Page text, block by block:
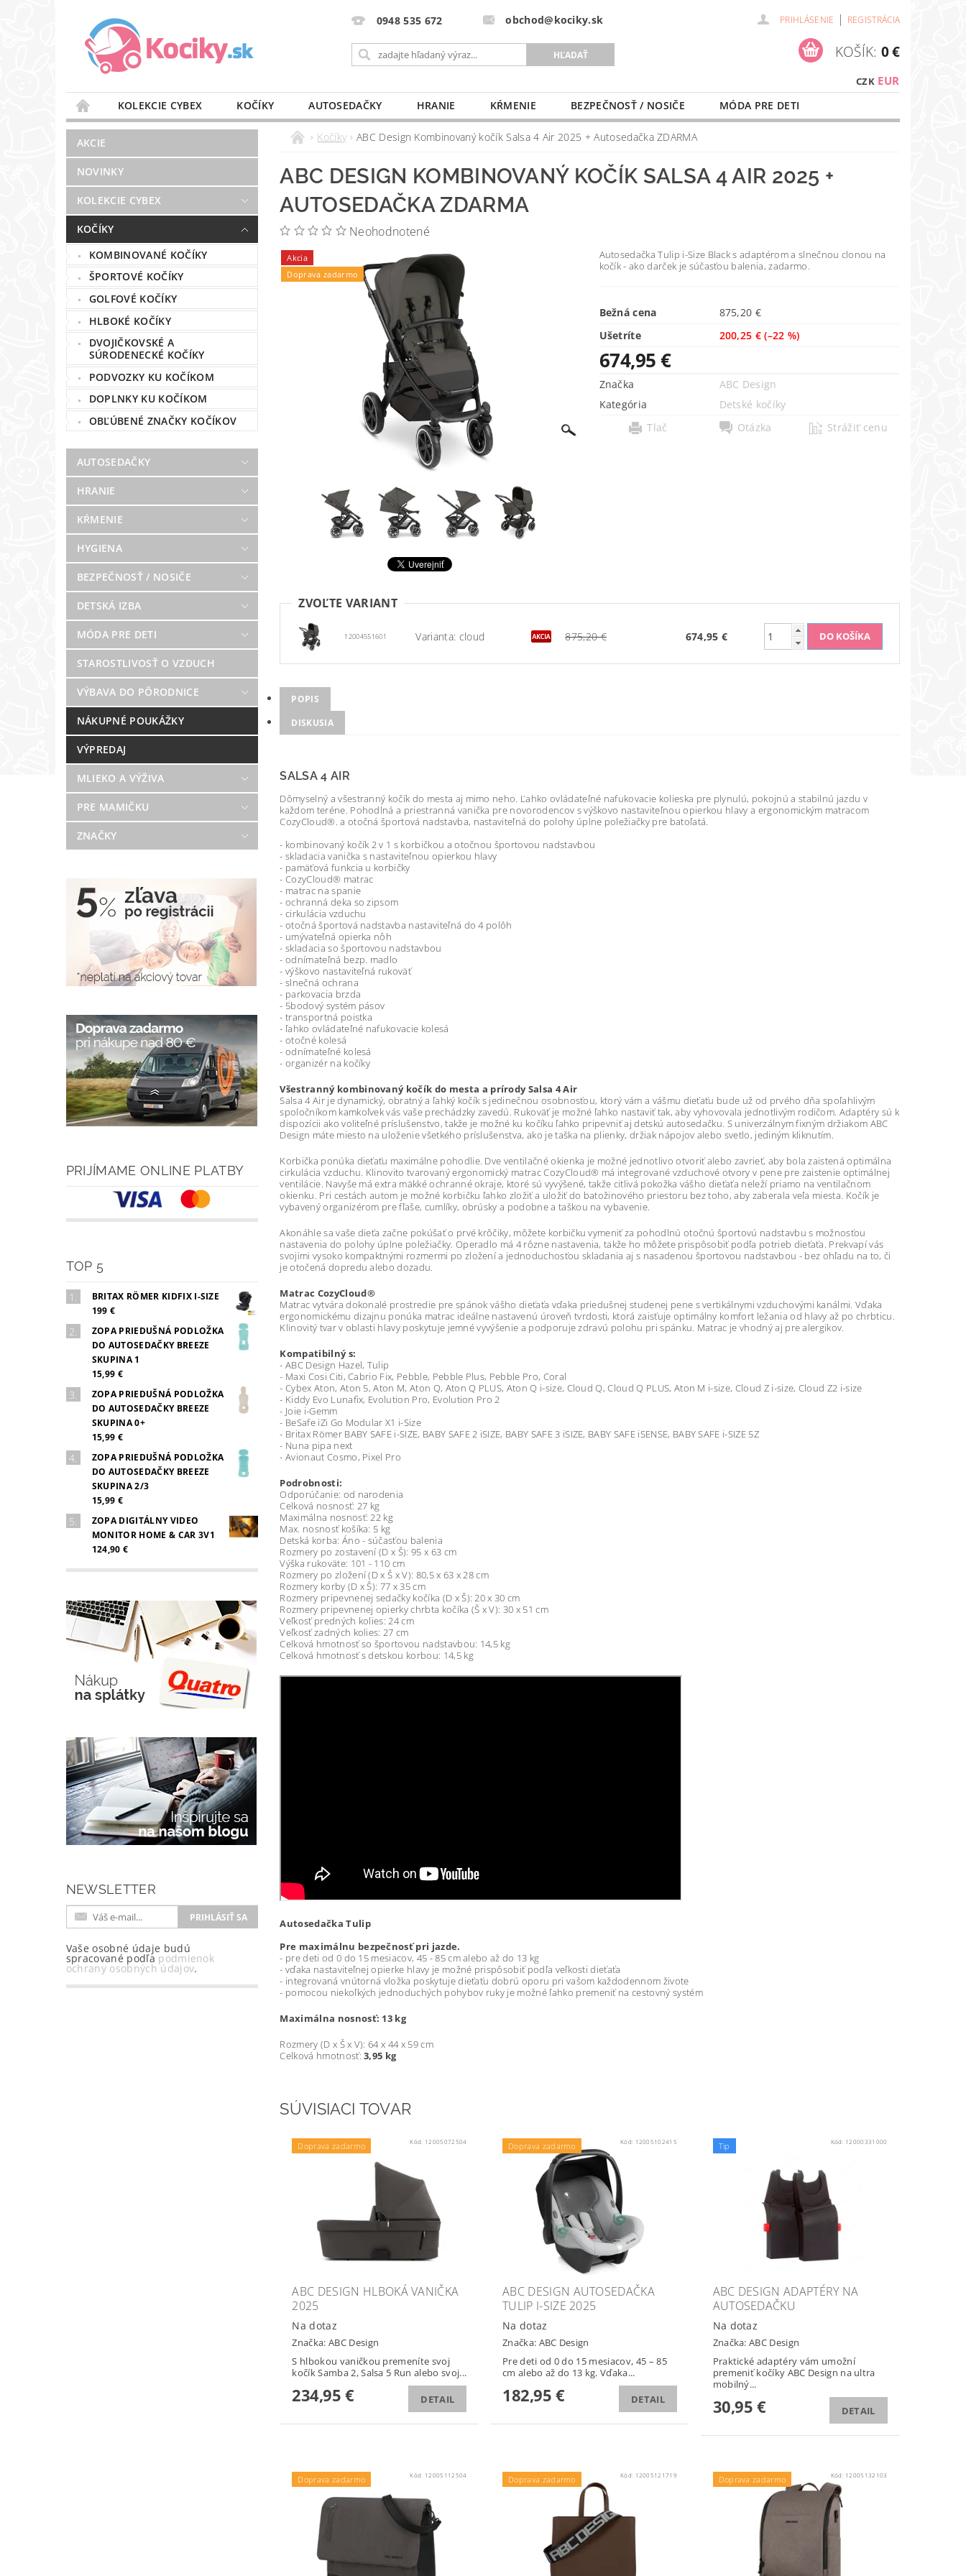
0948 535 672 obchod@kociky.sk PRIHLÁSENIE | REGISTRÁCIA
CZK EUR
KOŠÍK: 0 €
KOLEKCIE CYBEX KOČÍKY AUTOSEDAČKY HRANIE KŔMENIE BEZPEČNOSŤ / NOSIČE
MÓDA PRE DETI
STAROSTLIVOSŤ O VZDUCH
VÝBAVA DO PÔRODNICE MLIEKO A VÝŽIVA PRE MAMIČKU NAŠE SLUŽBY
BLOG
PREDAJŇA KONTAKT
AKCIE
NOVINKY
KOLEKCIE CYBEX
KOČÍKY
KOMBINOVANÉ KOČÍKY
ŠPORTOVÉ KOČÍKY
GOLFOVÉ KOČÍKY
HLBOKÉ KOČÍKY
DVOJIČKOVSKÉ A
SÚRODENECKÉ KOČÍKY
PODVOZKY KU KOČÍKOM
DOPLNKY KU KOČÍKOM
OBĽÚBENÉ ZNAČKY KOČÍKOV
AUTOSEDAČKY
HRANIE
KŔMENIE
HYGIENA
BEZPEČNOSŤ / NOSIČE
DETSKÁ IZBA
MÓDA PRE DETI
STAROSTLIVOSŤ O VZDUCH
VÝBAVA DO PÔRODNICE
NÁKUPNÉ POUKÁŽKY
VÝPREDAJ
MLIEKO A VÝŽIVA
PRE MAMIČKU
ZNAČKY
PRIJÍMAME ONLINE PLATBY
TOP 5
BRITAX RÖMER KIDFIX I-SIZE
199 €
ZOPA PRIEDUŠNÁ PODLOŽKA
DO AUTOSEDAČKY BREEZE
SKUPINA 1
15,99 €
ZOPA PRIEDUŠNÁ PODLOŽKA
DO AUTOSEDAČKY BREEZE
SKUPINA 0+
15,99 €
ZOPA PRIEDUŠNÁ PODLOŽKA
DO AUTOSEDAČKY BREEZE
SKUPINA 2/3
15,99 €
ZOPA DIGITÁLNY VIDEO
MONITOR HOME & CAR 3V1
124,90 €
NEWSLETTER
Vaše osobné údaje budú
spracované podľa podmienok
ochrany osobných údajov.
Kočíky ABC Design Kombinovaný kočík Salsa 4 Air 2025 + Autosedačka ZDARMA
ABC DESIGN KOMBINOVANÝ KOČÍK SALSA 4 AIR 2025 +
AUTOSEDAČKA ZDARMA
Neohodnotené
Akcia
Doprava zadarmo
Autosedačka Tulip i-Size Black s adaptérom a slnečnou clonou na
kočík - ako darček je súčasťou balenia, zadarmo.
Bežná cena
875,20 €
Ušetríte
200,25 €(–22 %)
674,95 €
Značka
ABC Design
Kategória
Detské kočíky
Tlač
Otázka Strážiť cenu
ZVOĽTE VARIANT
12004551601 Varianta: cloud 875,20 € 674,95 €
POPIS
DISKUSIA
SALSA 4 AIR
Dômyselný a všestranný kočík do mesta aj mimo neho. Ľahko ovládateľné nafukovacie kolieska pre plynulú, pokojnú a stabilnú jazdu v
každom teréne. Pohodlná a priestranná vanička pre novorodencov s výškovo nastaviteľnou opierkou hlavy a ergonomickým matracom
CozyCloud®. a otočná športová nadstavba, nastaviteľná do polohy úplne poležiačky pre batoľatá.
- kombinovaný kočík 2 v 1 s korbičkou a otočnou športovou nadstavbou
- skladacia vanička s nastaviteľnou opierkou hlavy
- pamäťová funkcia u korbičky
- CozyCloud® matrac
- matrac na spanie
- ochranná deka so zipsom
- cirkulácia vzduchu
- otočná športová nadstavba nastaviteľná do 4 polôh
- umývateľná opierka nôh
- skladacia so športovou nadstavbou
- odnímateľná bezp. madlo
- výškovo nastaviteľná rukoväť
- slnečná ochrana
- parkovacia brzda
- 5bodový systém pásov
- transportná poistka
- ľahko ovládateľné nafukovacie kolesá
- otočné kolesá
- odnímateľné kolesá
- organizér na kočíky
Všestranný kombinovaný kočík do mesta a prírody Salsa 4 Air
Salsa 4 Air je dynamický, obratný a ľahký kočík s jedinečnou osobnosťou, ktorý vám a vášmu dieťaťu bude už od prvého dňa spoľahlivým
spoločníkom kamkoľvek vás vaše prechádzky zavedú. Rukoväť je možné ľahko nastaviť tak, aby vyhovovala jednotlivým rodičom. Adaptéry sú k
dispozícii ako voliteľné príslušenstvo, takže je možné ku kočíku ľahko pripevniť aj detskú autosedačku. S univerzálnym fixným držiakom ABC
Design máte miesto na uloženie všetkého príslušenstva, ako je taška na plienky, držiak nápojov alebo svetlo, jediným kliknutím.
Korbička ponúka dieťaťu maximálne pohodlie. Dve ventilačné okienka je možné jednotlivo otvoriť alebo zavrieť, aby bola zaistená optimálna
cirkulácia vzduchu. Klinovito tvarovaný ergonomický matrac CozyCloud® má integrované vzduchové otvory v pene pre zaistenie optimálnej
ventilácie. Navyše má extra mäkké ochranné okraje, ktoré sú vyvýšené, takže citlivá pokožka vášho dieťaťa neleží priamo na ventilačnom
okienku. Pri cestách autom je možné korbičku ľahko zložiť a uložiť do batožinového priestoru bez toho, aby zaberala veľa miesta. Kočík je
vybavený organizérom pre fľaše, cumlíky, obrúsky a podobne a taškou na vybavenie.
Akonáhle sa vaše dieťa začne pokúšať o prvé krôčiky, môžete korbičku vymeniť za pohodlnú otočnú športovú nadstavbu s možnosťou
nastavenia do polohy úplne poležiačky. Operadlo má 4 rôzne nastavenia, takže ho môžete prispôsobiť podľa potrieb dieťaťa. Prekvapí vás
svojimi vysoko kompaktnými rozmermi po zložení a jednoduchosťou skladania aj s nasadenou športovou nadstavbou - bez ohľadu na to, či
je otočená dopredu alebo dozadu.
Matrac CozyCloud®
Matrac vytvára dokonalé prostredie pre spánok vášho dieťaťa vďaka priedušnej studenej pene s vertikálnymi vzduchovými kanálmi. Vďaka
ergonomickému dizajnu ponúka matrac ideálne nastavenú úroveň tvrdosti, ktorá zaisťuje optimálny komfort ležania od hlavy až po chrbticu.
Klinovitý tvar v oblasti hlavy poskytuje jemné vyvýšenie a podporuje zdravú polohu pri spánku. Matrac je vhodný aj pre alergikov.
Kompatibilný s:
- ABC Design Hazel, Tulip
- Maxi Cosi Citi, Cabrio Fix, Pebble, Pebble Plus, Pebble Pro, Coral
- Cybex Aton, Aton 5, Aton M, Aton Q, Aton Q PLUS, Aton Q i-size, Cloud Q, Cloud Q PLUS, Aton M i-size, Cloud Z i-size, Cloud Z2 i-size
- Kiddy Evo Lunafix, Evolution Pro, Evolution Pro 2
- Joie i-Gemm
- BeSafe iZi Go Modular X1 i-Size
- Britax Römer BABY SAFE i-SIZE, BABY SAFE 2 iSIZE, BABY SAFE 3 iSIZE, BABY SAFE iSENSE, BABY SAFE i-SIZE 5Z
- Nuna pipa next
- Avionaut Cosmo, Pixel Pro
Podrobnosti:
Odporúčanie: od narodenia
Celková nosnosť: 27 kg
Maximálna nosnosť: 22 kg
Max. nosnosť košíka: 5 kg
Detská korba: Áno - súčasťou balenia
Rozmery po zostavení (D x Š): 95 x 63 cm
Výška rukoväte: 101 - 110 cm
Rozmery po zložení (D x Š x V): 80,5 x 63 x 28 cm
Rozmery korby (D x Š): 77 x 35 cm
Rozmery pripevnenej sedačky kočíka (D x Š): 20 x 30 cm
Rozmery pripevnenej opierky chrbta kočíka (Š x V): 30 x 51 cm
Veľkosť predných kolies: 24 cm
Veľkosť zadných kolies: 27 cm
Celková hmotnosť so športovou nadstavbou: 14,5 kg
Celková hmotnosť s detskou korbou: 14,5 kg
Autosedačka Tulip
Pre maximálnu bezpečnosť pri jazde.
- pre deti od 0 do 15 mesiacov, 45 - 85 cm alebo až do 13 kg
- vďaka nastaviteľnej opierke hlavy je možné prispôsobiť podľa veľkosti dieťaťa
- integrovaná vnútorná vložka poskytuje dieťaťu dobrú oporu pri vašom každodennom živote
- pomocou niekoľkých jednoduchých pohybov ruky je možné ľahko premeniť na cestovný systém
Maximálna nosnosť: 13 kg
Rozmery (D x Š x V): 64 x 44 x 59 cm
Celková hmotnosť:3,95 kg
SÚVISIACI TOVAR
Doprava zadarmo Kód: 12005072504
ABC DESIGN HLBOKÁ VANIČKA
2025
Na dotaz
Značka: ABC Design
S hlbokou vaničkou premeníte svoj
kočík Samba 2, Salsa 5 Run alebo svoj...
234,95 € DETAIL
Doprava zadarmo Kód: 12005102415
ABC DESIGN AUTOSEDAČKA
TULIP I-SIZE 2025
Na dotaz
Značka: ABC Design
Pre deti od 0 do 15 mesiacov, 45 – 85
cm alebo až do 13 kg. Vďaka...
182,95 € DETAIL
Tip Kód: 12000331000
ABC DESIGN ADAPTÉRY NA
AUTOSEDAČKU
Na dotaz
Značka:ABC Design
Praktické adaptéry vám umožní
premeniť kočíky ABC Design na ultra
mobilný...
30,95 € DETAIL
Doprava zadarmo Kód: 12005112504 Doprava zadarmo Kód: 12005121719 Doprava zadarmo Kód: 12005132103